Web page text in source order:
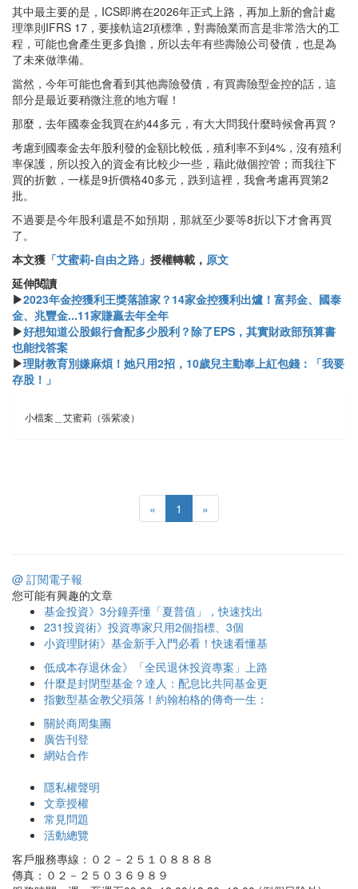
其中最主要的是，ICS即將在2026年正式上路，再加上新的會計處
理準則IFRS 17，要接軌這2項標準，對壽險業而言是非常浩大的工
程，可能也會產生更多負擔，所以去年有些壽險公司發債，也是為
了未來做準備。
當然，今年可能也會看到其他壽險發債，有買壽險型金控的話，這
部分是最近要稍微注意的地方喔！
那麼，去年國泰金我買在約44多元，有大大問我什麼時候會再買？
考慮到國泰金去年股利發的金額比較低，殖利率不到4%，沒有殖利
率保護，所以投入的資金有比較少一些，藉此做個控管；而我往下
買的折數，一樣是9折價格40多元，跌到這裡，我會考慮再買第2
批。
不過要是今年股利還是不如預期，那就至少要等8折以下才會再買
了。
本文獲 「艾蜜莉-自由之路」 授權轉載， 原文
延伸閱讀
▶2023年金控獲利王獎落誰家？14家金控獲利出爐！富邦金、國泰
金、兆豐金...11家賺贏去年全年
▶好想知道公股銀行會配多少股利？除了EPS，其實財政部預算書
也能找答案
▶理財教育別嫌麻煩！她只用2招，10歲兒主動奉上紅包錢：「我要
存股！」
小檔案＿艾蜜莉（張紫凌）
« 1 »
@ 訂閱電子報
您可能有興趣的文章
基金投資》3分鐘弄懂「夏普值」，快速找出
231投資術》投資專家只用2個指標、3個
小資理財術》基金新手入門必看！快速看懂基
低成本存退休金》「全民退休投資專案」上路
什麼是封閉型基金？達人：配息比共同基金更
指數型基金教父殞落！約翰柏格的傳奇一生：
關於商周集團
廣告刊登
網站合作
隱私權聲明
文章授權
常見問題
活動總覽
客戶服務專線：０２－２５１０８８８８
傳真：０２－２５０３６９８９